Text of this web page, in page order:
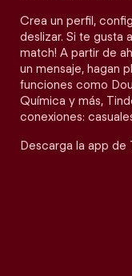
Crea un perfil,
deslizar. Si te gusta
match! A partir de
un mensaje, hagan
funciones como
Química y más,
conexiones:
Descarga la app de